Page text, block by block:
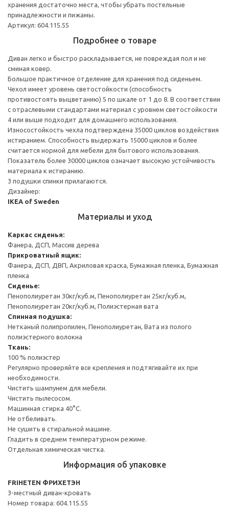
хранения достаточно места, чтобы убрать постельные
принадлежности и пижамы.
Артикул: 604.115.55
Подробнее о товаре
Диван легко и быстро раскладывается, не повреждая пол и не
сминая ковер.
Большое практичное отделение для хранения под сиденьем.
Чехол имеет уровень светостойкости (способность
противостоять выцветанию) 5 по шкале от 1 до 8. В соответствии
с отраслевыми стандартами материал с уровнем светостойкости
4 или выше подходит для домашнего использования.
Износостойкость чехла подтверждена 35000 циклов воздействия
истиранием. Способность выдержать 15000 циклов и более
считается нормой для мебели для бытового использования.
Показатель более 30000 циклов означает высокую устойчивость
материала к истиранию.
3 подушки спинки прилагаются.
Дизайнер:
IKEA of Sweden
Материалы и уход
Каркас сиденья:
Фанера, ДСП, Массив дерева
Прикроватный ящик:
Фанера, ДСП, ДВП, Акриловая краска, Бумажная пленка, Бумажная
пленка
Сиденье:
Пенополиуретан 30кг/куб.м, Пенополиуретан 25кг/куб.м,
Пенополиуретан 20кг/куб.м, Полиэстерная вата
Спинная подушка:
Нетканый полипропилен, Пенополиуретан, Вата из полого
полиэстерного волокна
Ткань:
100 % полиэстер
Регулярно проверяйте все крепления и подтягивайте их при
необходимости.
Чистить шампунем для мебели.
Чистить пылесосом.
Машинная стирка 40°С.
Не отбеливать.
Не сушить в стиральной машине.
Гладить в среднем температурном режиме.
Отдельная химическая чистка.
Информация об упаковке
FRIHETEN ФРИХЕТЭН
3-местный диван-кровать
Номер товара: 604.115.55